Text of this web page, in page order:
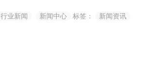
行业新闻 新闻中心 标签： 新闻资讯